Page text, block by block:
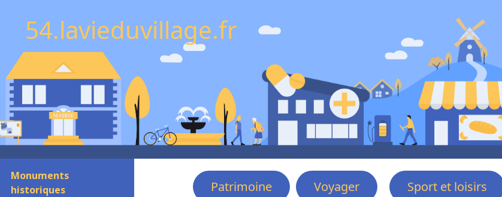
54.lavieduvillage.fr
Monuments
historiques
Patrimoine Voyager Sport et loisirs